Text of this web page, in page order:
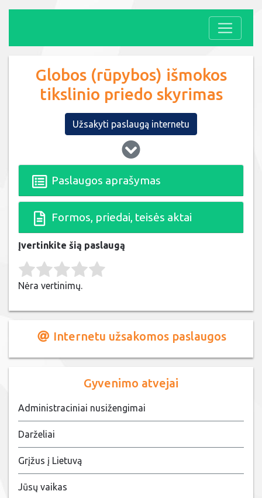
Globos (rūpybos) išmokos
tikslinio priedo skyrimas
Užsakyti paslaugą internetu
Paslaugos aprašymas
Formos, priedai, teisės aktai
Įvertinkite šią paslaugą
Rate this item:
Nėra vertinimų.
Internetu užsakomos paslaugos
Gyvenimo atvejai
Administraciniai nusižengimai
Darželiai
Grįžus į Lietuvą
Jūsų vaikas